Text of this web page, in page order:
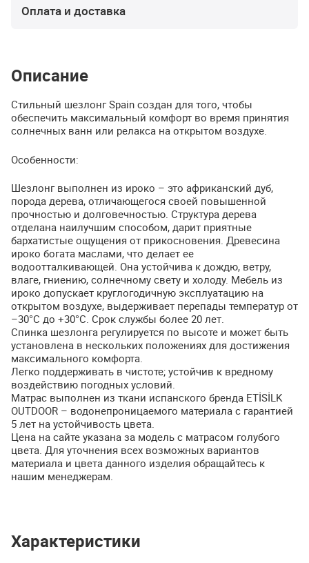
Оплата и доставка
Описание
Стильный шезлонг Spain создан для того, чтобы
обеспечить максимальный комфорт во время принятия
солнечных ванн или релакса на открытом воздухе.
Особенности:
Шезлонг выполнен из ироко – это африканский дуб,
порода дерева, отличающегося своей повышенной
прочностью и долговечностью. Структура дерева
отделана наилучшим способом, дарит приятные
бархатистые ощущения от прикосновения. Древесина
ироко богата маслами, что делает ее
водоотталкивающей. Она устойчива к дождю, ветру,
влаге, гниению, солнечному свету и холоду. Мебель из
ироко допускает круглогодичную эксплуатацию на
открытом воздухе, выдерживает перепады температур от
–30°C до +30°C. Срок службы более 20 лет.
Спинка шезлонга регулируется по высоте и может быть
установлена в нескольких положениях для достижения
максимального комфорта.
Легко поддерживать в чистоте; устойчив к вредному
воздействию погодных условий.
Матрас выполнен из ткани испанского бренда ETİSİLK
OUTDOOR – водонепроницаемого материала с гарантией
5 лет на устойчивость цвета.
Цена на сайте указана за модель с матрасом голубого
цвета. Для уточнения всех возможных вариантов
материала и цвета данного изделия обращайтесь к
нашим менеджерам.
Характеристики